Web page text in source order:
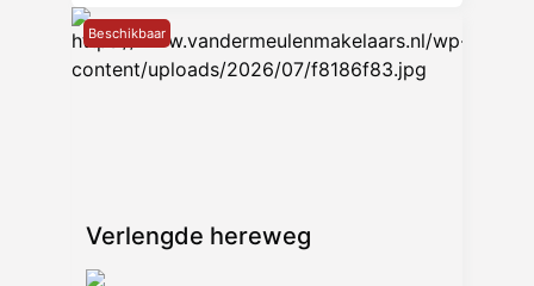
Beschikbaar
Verlengde hereweg